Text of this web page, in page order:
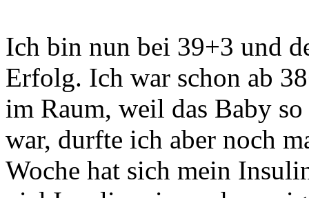
Ich bin nun bei 39+3 und
Erfolg. Ich war schon ab
im Raum, weil das Baby
war, durfte ich aber noch
Woche hat sich mein